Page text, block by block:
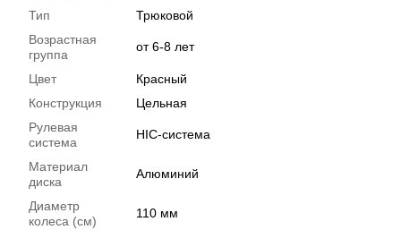
Тип
Трюковой
Возрастная
группа
от 6-8 лет
Цвет
Красный
Конструкция
Цельная
Рулевая
система
HIC-система
Материал
диска
Алюминий
Диаметр
колеса (см)
110 мм